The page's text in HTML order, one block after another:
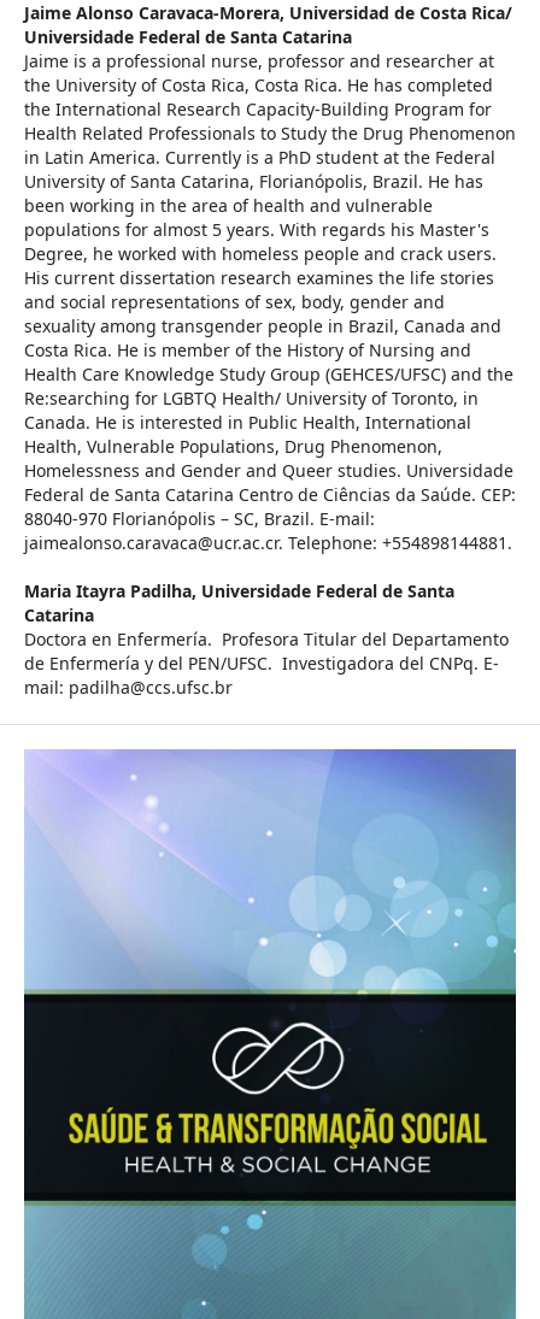
Jaime Alonso Caravaca-Morera, Universidad de Costa Rica/
Universidade Federal de Santa Catarina
Jaime is a professional nurse, professor and researcher at
the University of Costa Rica, Costa Rica. He has completed
the International Research Capacity-Building Program for
Health Related Professionals to Study the Drug Phenomenon
in Latin America. Currently is a PhD student at the Federal
University of Santa Catarina, Florianópolis, Brazil. He has
been working in the area of health and vulnerable
populations for almost 5 years. With regards his Master's
Degree, he worked with homeless people and crack users.
His current dissertation research examines the life stories
and social representations of sex, body, gender and
sexuality among transgender people in Brazil, Canada and
Costa Rica. He is member of the History of Nursing and
Health Care Knowledge Study Group (GEHCES/UFSC) and the
Re:searching for LGBTQ Health/ University of Toronto, in
Canada. He is interested in Public Health, International
Health, Vulnerable Populations, Drug Phenomenon,
Homelessness and Gender and Queer studies. Universidade
Federal de Santa Catarina Centro de Ciências da Saúde. CEP:
88040-970 Florianópolis – SC, Brazil. E-mail:
jaimealonso.caravaca@ucr.ac.cr. Telephone: +554898144881.
Maria Itayra Padilha, Universidade Federal de Santa
Catarina
Doctora en Enfermería. Profesora Titular del Departamento
de Enfermería y del PEN/UFSC. Investigadora del CNPq. E-
mail: padilha@ccs.ufsc.br